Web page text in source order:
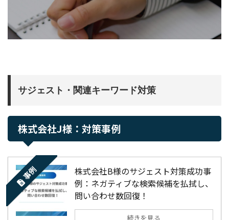
サジェスト・関連キーワード対策
株式会社J様：対策事例
事例
株式会社B様のサジェスト対策成功事
例：ネガティブな検索候補を払拭し、
問い合わせ数回復！
続きを見る